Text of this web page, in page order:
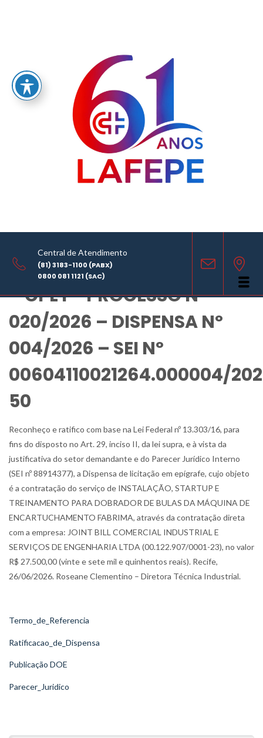
Central de Atendimento
(81) 3183-1100 (PABX)
0800 081 1121 (SAC)
RATIFICAÇÃO DE DISPENSA – CPL I – PROCESSO Nº 020/2026 – DISPENSA Nº
004/2026 – SEI Nº 00604110021264.000004/2025-50
RATIFICAÇÃO DE DISPENSA
– CPL I – PROCESSO Nº
020/2026 – DISPENSA Nº
004/2026 – SEI Nº
00604110021264.000004/
50
Reconheço e ratifico com base na Lei Federal nº 13.303/16, para
fins do disposto no Art. 29, inciso II, da lei supra, e à vista da
justificativa do setor demandante e do Parecer Jurídico Interno
(SEI nº 88914377), a Dispensa de licitação em epígrafe, cujo objeto
é a contratação do serviço de INSTALAÇÃO, STARTUP E
TREINAMENTO PARA DOBRADOR DE BULAS DA MÁQUINA DE
ENCARTUCHAMENTO FABRIMA, através da contratação direta
com a empresa: JOINT BILL COMERCIAL INDUSTRIAL E
SERVIÇOS DE ENGENHARIA LTDA (00.122.907/0001-23), no valor
R$ 27.500,00 (vinte e sete mil e quinhentos reais). Recife,
26/06/2026. Roseane Clementino – Diretora Técnica Industrial.
Termo_de_Referencia
Ratificacao_de_Dispensa
Publicação DOE
Parecer_Juridico